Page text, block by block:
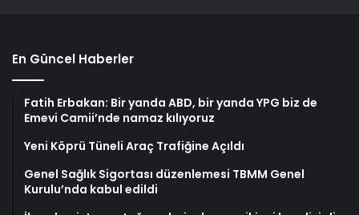
En Güncel Haberler
Fatih Erbakan: Bir yanda ABD, bir yanda YPG biz de
Emevi Camii’nde namaz kılıyoruz
Yeni Köprü Tüneli Araç Trafiğine Açıldı
Genel Sağlık Sigortası düzenlemesi TBMM Genel
Kurulu’nda kabul edildi